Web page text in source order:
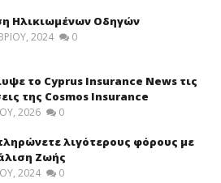
Ηλικιωμένων Οδηγών
2024 0
το Cyprus Insurance News τις
της Cosmos Insurance
2026 0
λιγότερους φόρους με
Ζωής
2024 0